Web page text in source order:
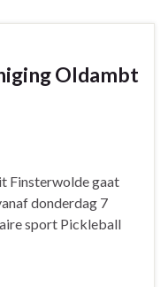
Oldambt
Finsterwolde gaat
donderdag 7
sport Pickleball